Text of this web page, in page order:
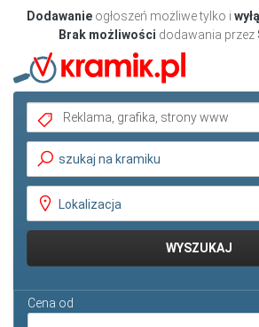
Dodawanie ogłoszeń możliwe tylko i
Brak możliwości dodawania przez
Reklama, grafika, strony www
WYSZUKAJ
Cena od